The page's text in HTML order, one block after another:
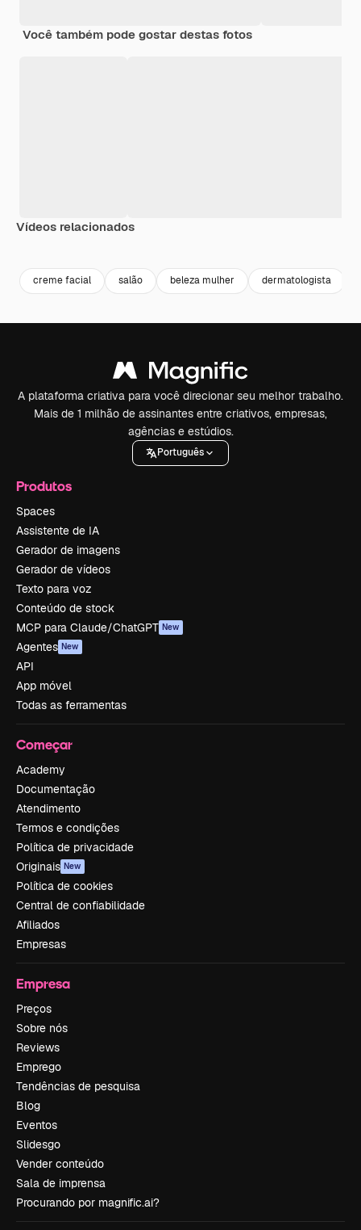
Você também pode gostar destas fotos
Vídeos relacionados
creme facial salão beleza mulher dermatologista
A plataforma criativa para você direcionar seu melhor trabalho.
Mais de 1 milhão de assinantes entre criativos, empresas,
agências e estúdios.
Português
Produtos
Spaces
Assistente de IA
Gerador de imagens
Gerador de vídeos
Texto para voz
Conteúdo de stock
MCP para Claude/ChatGPT New
Agentes New
API
App móvel
Todas as ferramentas
Começar
Academy
Documentação
Atendimento
Termos e condições
Política de privacidade
Originais New
Política de cookies
Central de confiabilidade
Afiliados
Empresas
Empresa
Preços
Sobre nós
Reviews
Emprego
Tendências de pesquisa
Blog
Eventos
Slidesgo
Vender conteúdo
Sala de imprensa
Procurando por magnific.ai?